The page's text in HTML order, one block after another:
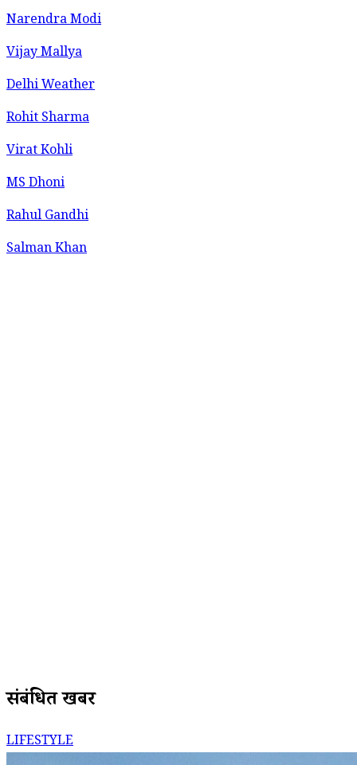
Narendra Modi
Vijay Mallya
Delhi Weather
Rohit Sharma
Virat Kohli
MS Dhoni
Rahul Gandhi
Salman Khan
संबंधित खबरें
LIFESTYLE